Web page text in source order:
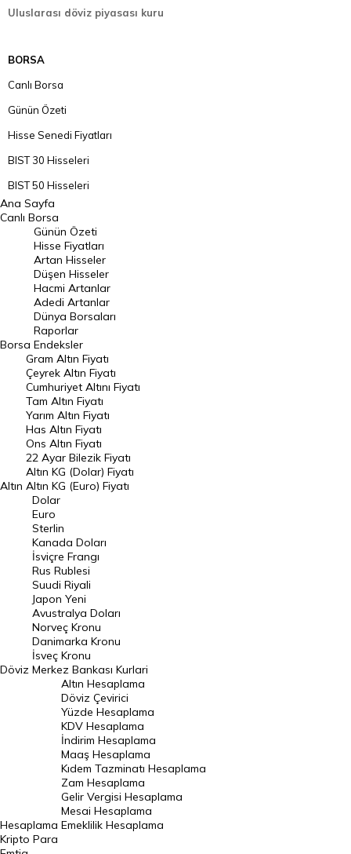
Uluslarası döviz piyasası kuru
BORSA
Canlı Borsa
Günün Özeti
Hisse Senedi Fiyatları
BIST 30 Hisseleri
BIST 50 Hisseleri
BIST 100 Hisseleri
En Çok Artan Hisseler
En Çok Düşen Hisseler
Hacmi Artanlar
Geçmiş Kapanışlar
Dünya Borsaları
Raporlar
Endeksler
DÖVİZ
Döviz Kuru
Dolar Kuru
Euro Kuru
Pound Kuru
Frank Kuru
Riyal Kuru
Avustralya Doları
Danimarka Kronu Kuru
Kanada Doları Kuru
Norveç Kronu Kuru
İsveç Kronu Kuru
Japon Yeni Kuru
Serbest Piyasa Döviz Kurları
Merkez Bankası Döviz Kurları
Altın Fiyatları
Ana Sayfa
Canlı Borsa
Borsa
Günün Özeti
Hisse Fiyatları
Artan Hisseler
Düşen Hisseler
Hacmi Artanlar
Adedi Artanlar
Dünya Borsaları
Raporlar
Endeksler
Altın
Gram Altın Fiyatı
Çeyrek Altın Fiyatı
Cumhuriyet Altını Fiyatı
Tam Altın Fiyatı
Yarım Altın Fiyatı
Has Altın Fiyatı
Ons Altın Fiyatı
22 Ayar Bilezik Fiyatı
Altın KG (Dolar) Fiyatı
Altın KG (Euro) Fiyatı
Döviz
Dolar
Euro
Sterlin
Kanada Doları
İsviçre Frangı
Rus Rublesi
Suudi Riyali
Japon Yeni
Avustralya Doları
Norveç Kronu
Danimarka Kronu
İsveç Kronu
Merkez Bankası Kurlari
Hesaplama
Altın Hesaplama
Döviz Çevirici
Yüzde Hesaplama
KDV Hesaplama
İndirim Hesaplama
Maaş Hesaplama
Kıdem Tazminatı Hesaplama
Zam Hesaplama
Gelir Vergisi Hesaplama
Mesai Hesaplama
Emeklilik Hesaplama
Kripto Para